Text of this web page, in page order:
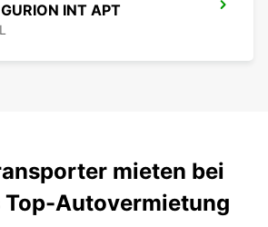
INT APT
mieten bei
Top-Autovermietung